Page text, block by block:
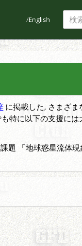
English
に掲載した, さまざま
特に以下の支援には
題 「地球惑星流体